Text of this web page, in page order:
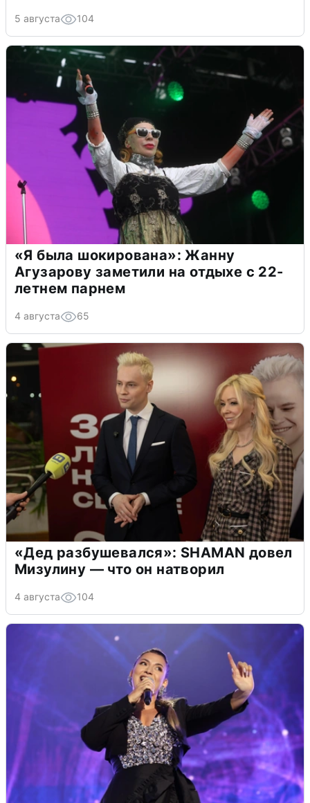
5 августа 104
«Я была шокирована»: Жанну
Агузарову заметили на отдыхе с 22-
летнем парнем
4 августа 65
«Дед разбушевался»: SHAMAN довел
Мизулину — что он натворил
4 августа 104